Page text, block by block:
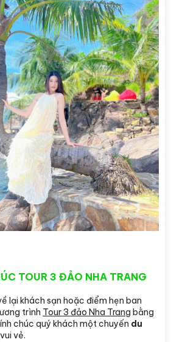
TOUR 3 ĐẢO NHA TRANG
lại khách sạn hoặc điểm hẹn ban
trình Tour 3 đảo Nha Trang bằng
chúc quý khách một chuyến du
vui vẻ.